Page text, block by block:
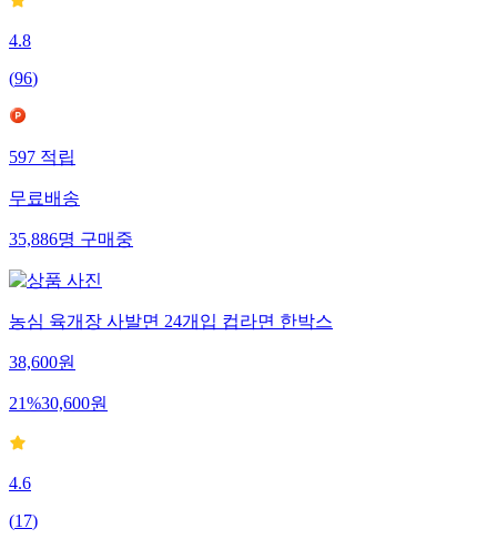
4.8
(96)
597적립
무료배송
35,886명구매중
농심 육개장 사발면 24개입 컵라면 한박스
38,600원
21%30,600원
4.6
(17)